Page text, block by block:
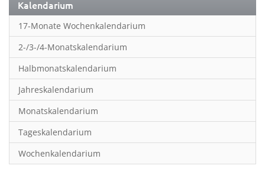
Landschaft & Natur
Lifestyle
Literatur
Manga & Animé
Neutrale Kalender
Partner- & Wandplaner
Planung & Organisation
Kalendarium
17-Monate Wochenkalendarium
2-/3-/4-Monatskalendarium
Halbmonatskalendarium
Jahreskalendarium
Monatskalendarium
Tageskalendarium
Wochenkalendarium